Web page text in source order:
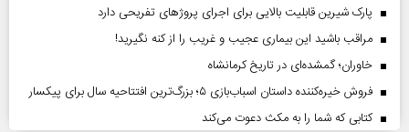
پارک شیرین قابلیت‌ بالایی برای اجرای پروژهای تفریحی دارد
مراقب باشید این بیماری عجیب و غریب را از کنه نگیرید!
خاوران؛ گمشده‌ای در تاریخ کرمانشاه
فروش خیره‌کننده داستان اسباب‌بازی ۵؛ بزرگ‌ترین افتتاحیه سال برای پیکسار
کتابی که شما را به مکث دعوت می‌کند